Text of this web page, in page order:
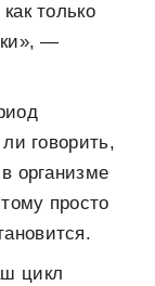
только
—
говорить,
организме
просто
цикл